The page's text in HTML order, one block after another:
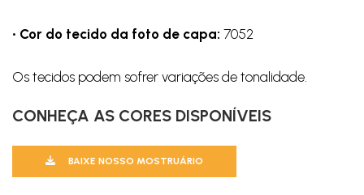
• Cor do tecido da foto de capa: 7052
Os tecidos podem sofrer variações de tonalidade.
CONHEÇA AS CORES DISPONÍVEIS
BAIXE NOSSO MOSTRUÁRIO